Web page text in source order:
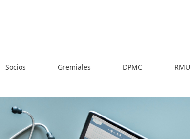
Socios Gremiales DPMC RMU